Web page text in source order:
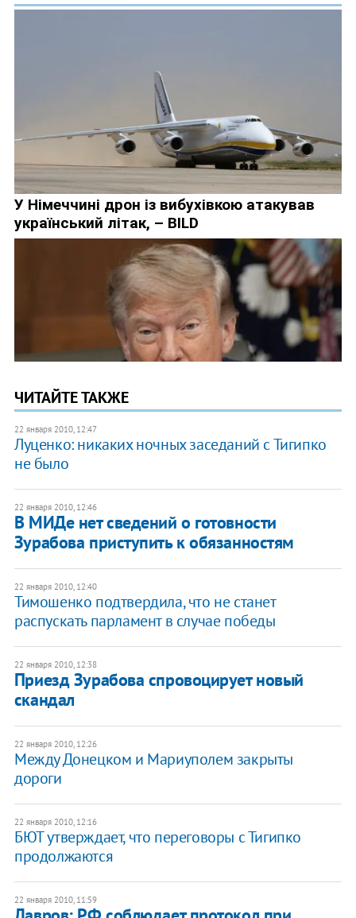
ЧИТАЙТЕ ТАКЖЕ
22 января 2010, 12:47
Луценко: никаких ночных заседаний с Тигипко
не было
22 января 2010, 12:46
В МИДе нет сведений о готовности
Зурабова приступить к обязанностям
22 января 2010, 12:40
Тимошенко подтвердила, что не станет
распускать парламент в случае победы
22 января 2010, 12:38
Приезд Зурабова спровоцирует новый
скандал
22 января 2010, 12:26
Между Донецком и Мариуполем закрыты
дороги
22 января 2010, 12:16
БЮТ утверждает, что переговоры с Тигипко
продолжаются
22 января 2010, 11:59